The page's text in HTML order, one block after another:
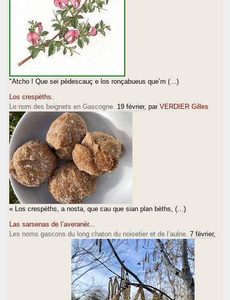
"Atcho ! Que sei pèdescauç e los ronçabueus que’m (…)
Los crespèths.
Le nom des beignets en Gascogne. 19 février, par VERDIER Gilles
« Los crespèths, a nosta, que cau que sian plan bèths, (…)
Las sarsenas de l’averanèr...
Les noms gascons du long chaton du noisetier et de l’aulne. 7 février,